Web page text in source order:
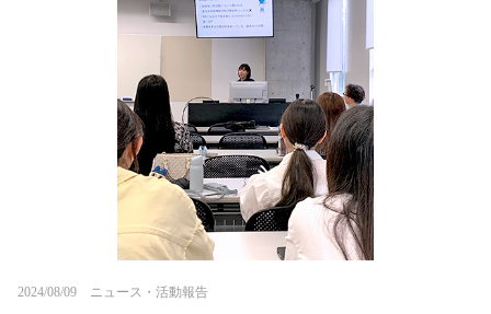
2024/08/09 ニュース・活動報告